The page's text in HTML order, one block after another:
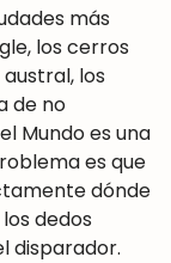
más
los cerros
los
de no
Mundo es una
es que
dónde
dedos
disparador.